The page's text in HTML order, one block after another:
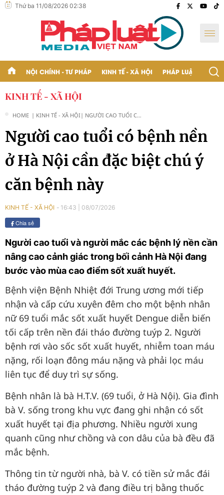
Thứ ba 11/08/2026 02:38
NỘI CHÍNH - TƯ PHÁP KINH TẾ - XÃ HỘI PHÁP LUẬT - BẠN
KINH TẾ - XÃ HỘI
HOME | KINH TẾ - XÃ HỘI| NGƯỜI CAO TUỔI CÓ
CẦN ĐẶC BIỆT CHÚ Ý
CĂN BỆNH NÀY
Người cao tuổi có bệnh nền
ở Hà Nội cần đặc biệt chú ý
căn bệnh này
KINH TẾ - XÃ HỘI 16:43 08/07/2026
Chia sẻ
Người cao tuổi và người mắc các bệnh lý nền cần
nâng cao cảnh giác trong bối cảnh Hà Nội đang
bước vào mùa cao điểm sốt xuất huyết.
Bệnh viện Bệnh Nhiệt đới Trung ương mới tiếp
nhận và cấp cứu xuyên đêm cho một bệnh nhân
nữ 69 tuổi mắc sốt xuất huyết Dengue diễn biến
tối cấp trên nền đái tháo đường tuýp 2. Người
bệnh rơi vào sốc sốt xuất huyết, nhiễm toan máu
nặng, rối loạn đông máu nặng và phải lọc máu
liên tục để duy trì sự sống.
Bệnh nhân là bà H.T.V. (69 tuổi, ở Hà Nội). Gia đình
bà V. sống trong khu vực đang ghi nhận có sốt
xuất huyết tại địa phương. Nhiều người xung
quanh cũng như chồng và con dâu của bà đều đã
mắc bệnh.
Thông tin từ người nhà, bà V. có tiền sử mắc đái
tháo đường tuýp 2 và đang điều trị bằng thuốc